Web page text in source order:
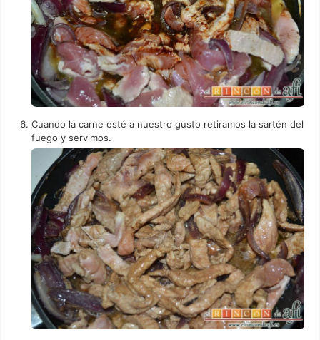
Cuando la carne esté a nuestro gusto retiramos la sartén del
fuego y servimos.